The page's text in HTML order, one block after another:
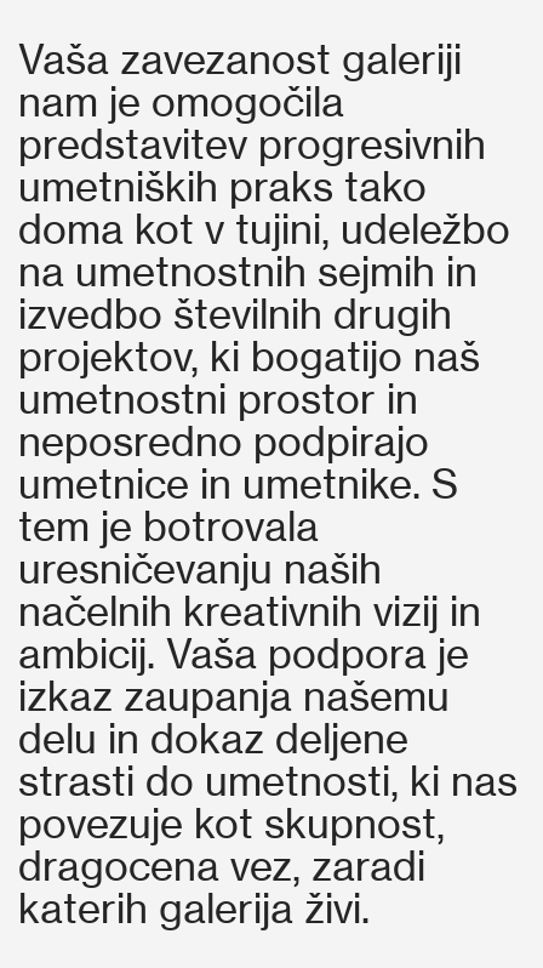
Vaša zavezanost galeriji
nam je omogočila
predstavitev progresivnih
umetniških praks tako
doma kot v tujini, udeležbo
na umetnostnih sejmih in
izvedbo številnih drugih
projektov, ki bogatijo naš
umetnostni prostor in
neposredno podpirajo
umetnice in umetnike. S
tem je botrovala
uresničevanju naših
načelnih kreativnih vizij in
ambicij. Vaša podpora je
izkaz zaupanja našemu
delu in dokaz deljene
strasti do umetnosti, ki nas
povezuje kot skupnost,
dragocena vez, zaradi
katerih galerija živi.